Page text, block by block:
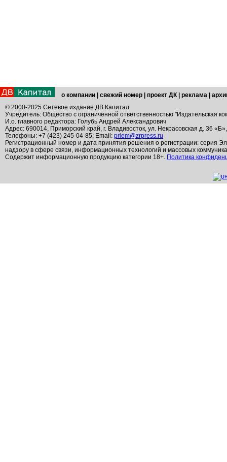
о компании свежий номер проект ДК реклама
© 2000-2025 Сетевое издание ДВ Капитал
Учредитель: Общество с ограниченной ответственностью "Издательская
И.о. главного редактора: Голубь Андрей Александрович
Адрес: 690014, Приморский край, г. Владивосток, ул. Некрасовская д. 36
Телефоны: +7 (423) 245-04-85; Email: priem@zrpress.ru
Регистрационный номер и дата принятия решения о регистрации: серия
надзору в сфере связи, информационных технологий и массовых
Содержит информационную продукцию категории 18+. Политика